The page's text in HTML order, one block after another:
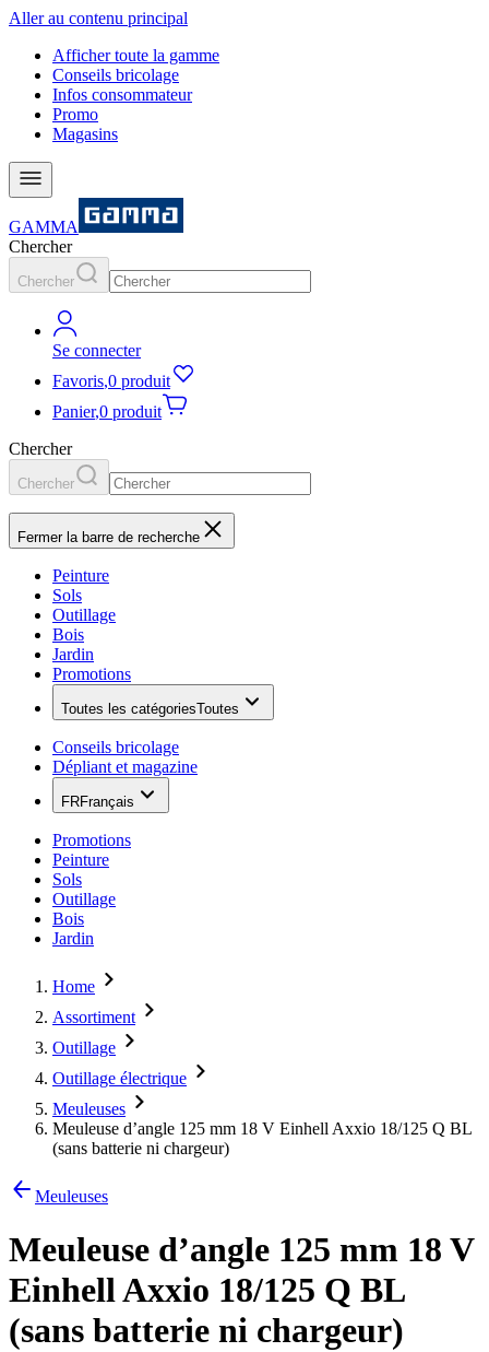
Aller au contenu principal
Afficher toute la gamme
Conseils bricolage
Infos consommateur
Promo
Magasins
GAMMA
Chercher
Chercher
Se connecter
Favoris,0 produit
Panier,0 produit
Chercher
Chercher
Fermer la barre de recherche
Peinture
Sols
Outillage
Bois
Jardin
Promotions
Toutes les catégoriesToutes
Conseils bricolage
Dépliant et magazine
FRFrançais
Promotions
Peinture
Sols
Outillage
Bois
Jardin
Home
Assortiment
Outillage
Outillage électrique
Meuleuses
Meuleuse d’angle 125 mm 18 V Einhell Axxio 18/125 Q BL
(sans batterie ni chargeur)
Meuleuses
Meuleuse d’angle 125 mm 18 V
Einhell Axxio 18/125 Q BL
(sans batterie ni chargeur)